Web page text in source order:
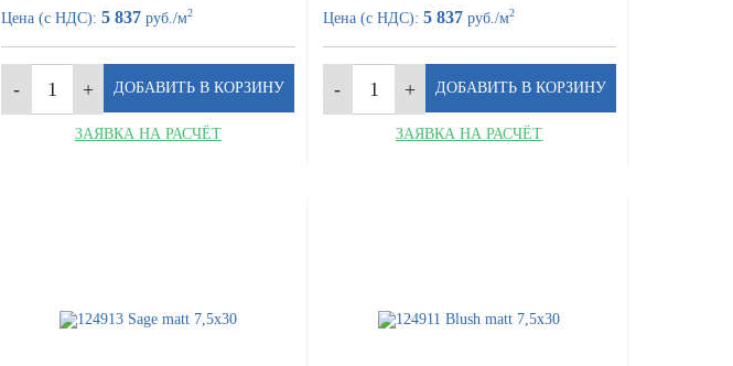
Цена (с НДС): 5 837 руб./м2
ЗАЯВКА НА РАСЧЁТ
Цена (с НДС): 5 837руб./м2
ЗАЯВКА НА РАСЧЁТ